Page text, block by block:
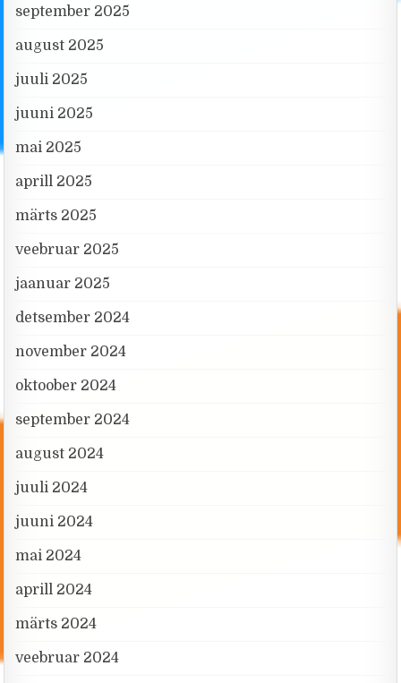
september 2025
august 2025
juuli 2025
juuni 2025
mai 2025
aprill 2025
märts 2025
veebruar 2025
jaanuar 2025
detsember 2024
november 2024
oktoober 2024
september 2024
august 2024
juuli 2024
juuni 2024
mai 2024
aprill 2024
märts 2024
veebruar 2024